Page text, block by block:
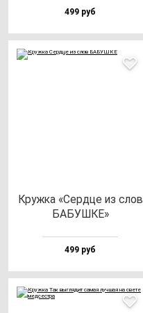
499 руб
Круж­ка «Сер­дце из слов
БАБУШКЕ»
499 руб